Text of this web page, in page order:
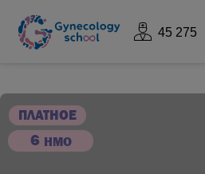
45 275
ПЛАТНОЕ
6 НМО